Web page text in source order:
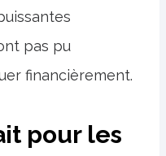
pas pu
financièrement.
pour les